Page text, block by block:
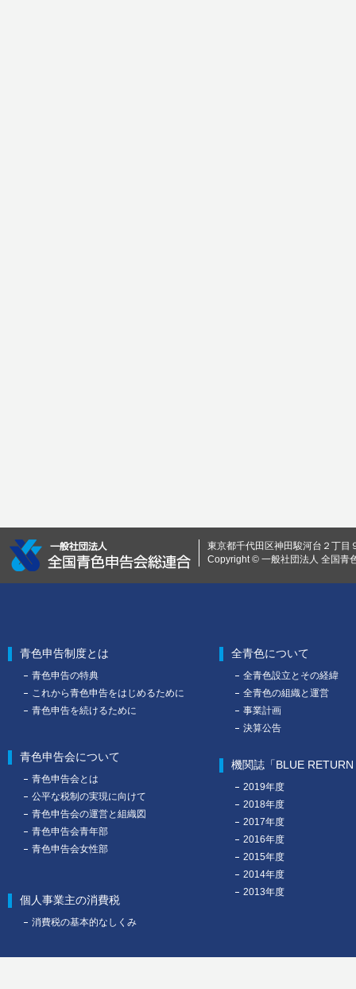
東京都千代田区神田駿河台２丁
Copyright © 一般社団法人 全国青
青色申告制度とは
青色申告の特典
これから青色申告をはじめるために
青色申告を続けるために
個人事業主の消費税
消費税の基本的なしくみ
青色申告会について
青色申告会とは
公平な税制の実現に向けて
青色申告会の運営と組織図
青色申告会青年部
青色申告会女性部
全青色について
全青色設立とその経緯
全青色の組織と運営
事業計画
決算公告
機関誌「BLUE
2019年度
2018年度
2017年度
2016年度
2015年度
2014年度
2013年度